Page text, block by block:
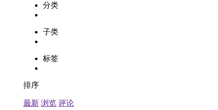
分类
子类
标签
排序
最新 浏览 评论